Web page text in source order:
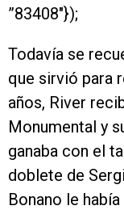
”83408″});
Todavía se
que sirvió para
años, River
Monumental y
ganaba con el
doblete de
Bonano le